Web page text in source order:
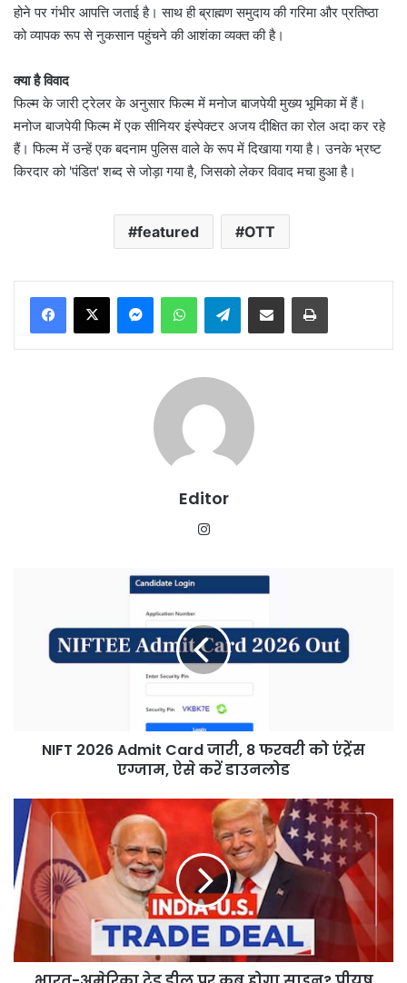
होने पर गंभीर आपत्ति जताई है। साथ ही ब्राह्मण समुदाय की गरिमा और प्रतिष्ठा
को व्यापक रूप से नुकसान पहुंचने की आशंका व्यक्त की है।
क्या है विवाद
फिल्म के जारी ट्रेलर के अनुसार फिल्म में मनोज बाजपेयी मुख्य भूमिका में हैं।
मनोज बाजपेयी फिल्म में एक सीनियर इंस्पेक्टर अजय दीक्षित का रोल अदा कर रहे
हैं। फिल्म में उन्हें एक बदनाम पुलिस वाले के रूप में दिखाया गया है। उनके भ्रष्ट
किरदार को 'पंडित' शब्द से जोड़ा गया है, जिसको लेकर विवाद मचा हुआ है।
featured OTT
MessengerWhatsAppTelegramShare via Email Print
Editor
डाउनलोड
NIFT 2026 Admit Card जारी, 8 फरवरी को एंट्रेंस
एग्जाम, ऐसे करें डाउनलोड
भारत-
अमेरिका
ट्रेड
डील
पर
कब
होगा
साइन?
पीयूष
गोयल